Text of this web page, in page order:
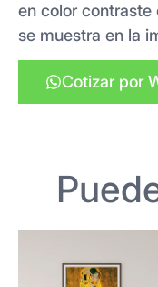
en color
se muestra en la
Cotizar por